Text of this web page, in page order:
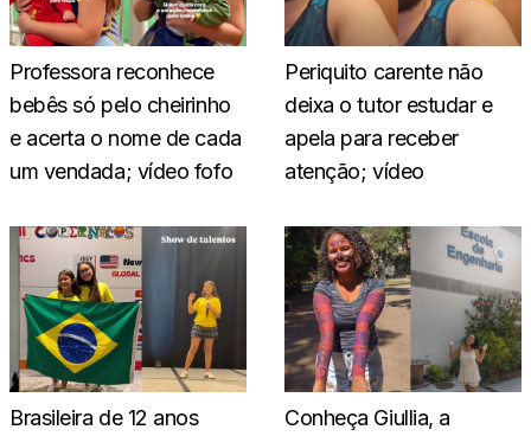
Professora reconhece
bebês só pelo cheirinho
e acerta o nome de cada
um vendada; vídeo fofo
Periquito carente não
deixa o tutor estudar e
apela para receber
atenção; vídeo
Brasileira de 12 anos
Conheça Giullia, a